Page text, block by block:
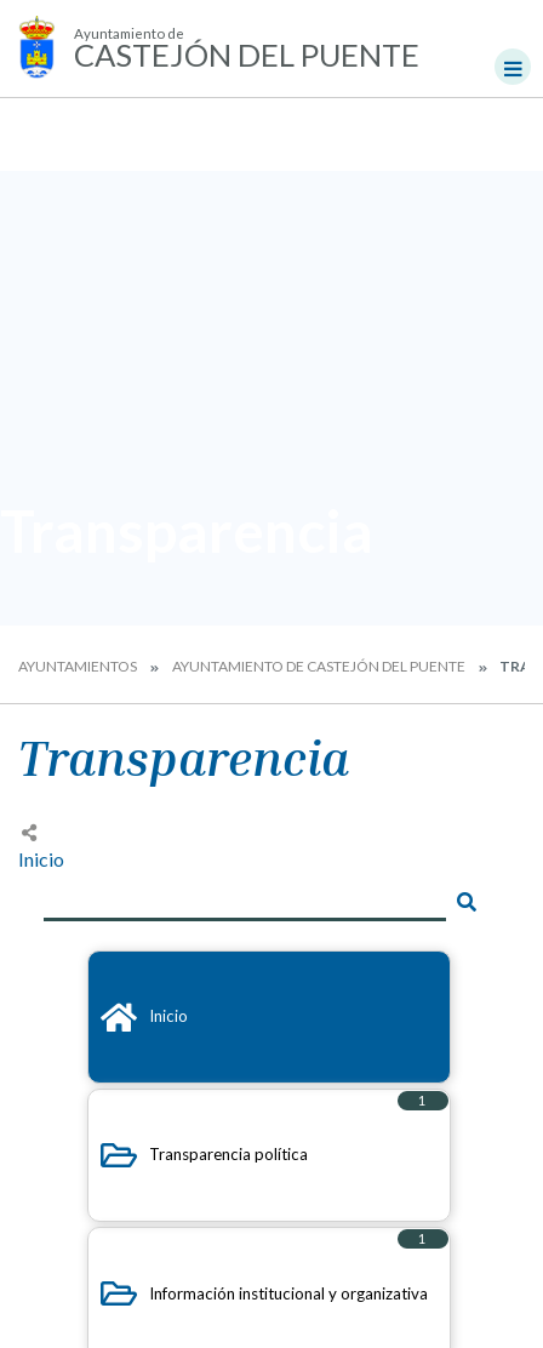
Ayuntamiento de
CASTEJÓN DEL PUENTE
AYUNTAMIENTOS AYUNTAMIENTO DE CASTEJÓN DEL PUENTE
Transparencia
Inicio
Inicio
1
Transparencia política
1
Información institucional y organizativa